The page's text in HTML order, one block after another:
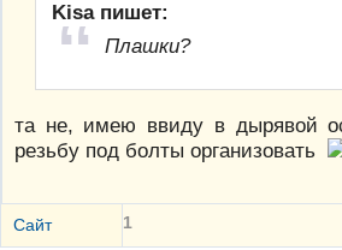
Kisa пишет:
Плашки?
та не, имею ввиду в дырявой
резьбу под болты организовать
Сайт 1